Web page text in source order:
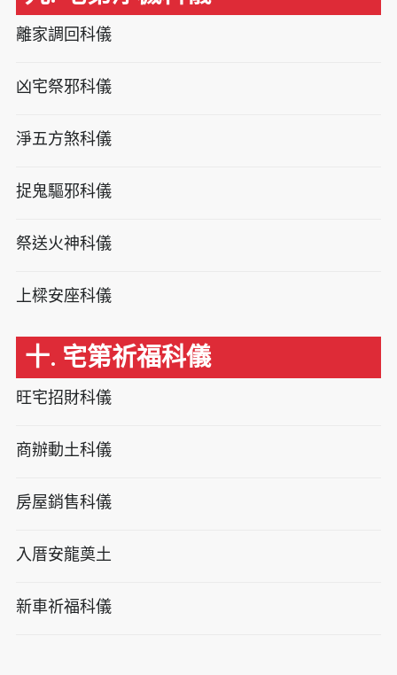
離家調回科儀
凶宅祭邪科儀
淨五方煞科儀
捉鬼驅邪科儀
祭送火神科儀
上樑安座科儀
十. 宅第祈福科儀
旺宅招財科儀
商辦動土科儀
房屋銷售科儀
入厝安龍奠土
新車祈福科儀